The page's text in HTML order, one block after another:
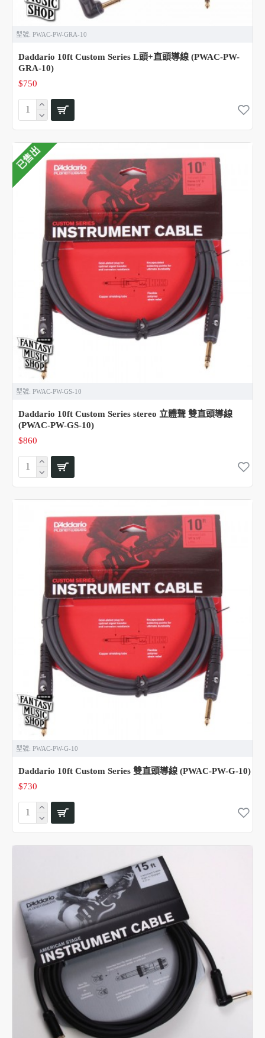
型號: PWAC-PW-GRA-10
Daddario 10ft Custom Series L頭+直頭導線 (PWAC-PW-
GRA-10)
$750
已售出
型號: PWAC-PW-GS-10
Daddario 10ft Custom Series stereo 立體聲 雙直頭導線
(PWAC-PW-GS-10)
$860
型號: PWAC-PW-G-10
Daddario 10ft Custom Series 雙直頭導線 (PWAC-PW-G-10)
$730